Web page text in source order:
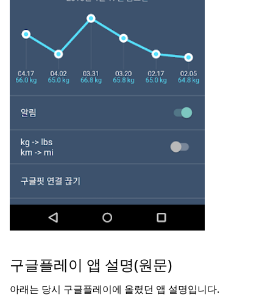
구글플레이 앱 설명(원문)
아래는 당시 구글플레이에 올렸던 앱 설명입니다.